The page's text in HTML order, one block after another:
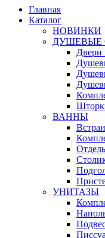
Главная
Каталог
НОВИНКИ
ДУШЕВЫЕ
ВАННЫ
УНИТАЗЫ